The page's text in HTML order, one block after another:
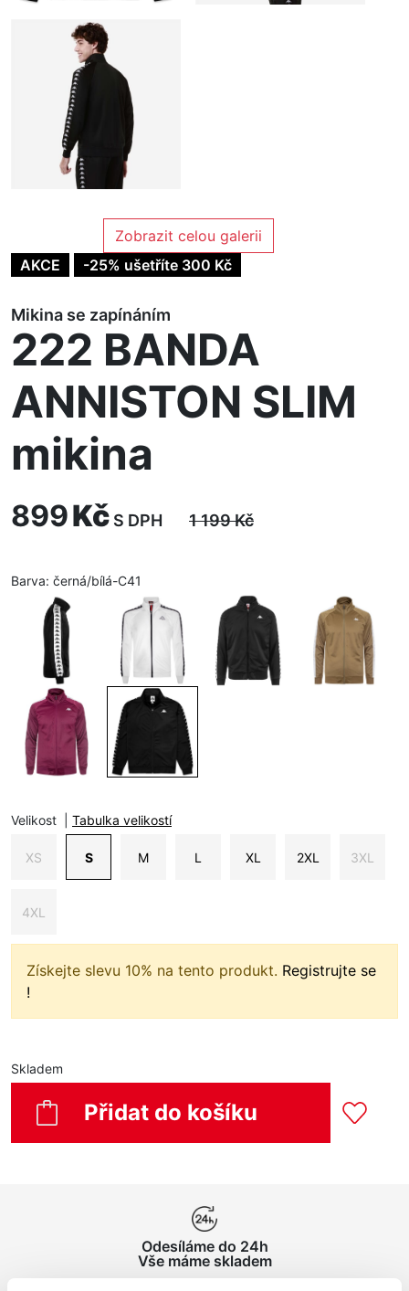
Zobrazit celou galerii
AKCE
-25% ušetříte 300 Kč
Mikina se zapínáním
222 BANDA
ANNISTON SLIM
mikina
899Kč S DPH 1 199Kč
Barva: černá/bílá-C41
Velikost Tabulka velikostí
XS S M L XL 2XL 3XL
4XL
Získejte slevu 10% na tento produkt. Registrujte se
!
Skladem
Přidat do košíku
Odesíláme do 24h
Vše máme skladem